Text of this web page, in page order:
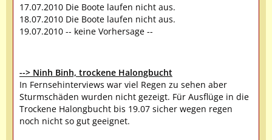
17.07.2010 Die Boote laufen nicht aus.
18.07.2010 Die Boote laufen nicht aus.
19.07.2010 -- keine Vorhersage --
--> Ninh Binh, trockene Halongbucht
In Fernsehinterviews war viel Regen zu sehen aber
Sturmschäden wurden nicht gezeigt. Für Ausflüge in die
Trockene Halongbucht bis 19.07 sicher wegen regen
noch nicht so gut geeignet.